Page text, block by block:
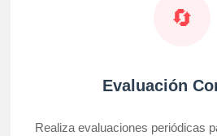
🔄
Evaluación
Realiza evaluaciones periódicas